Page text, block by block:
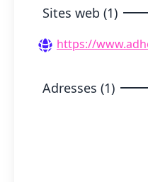
Sites web (1)
https://
Adresses (1)